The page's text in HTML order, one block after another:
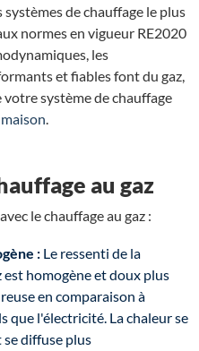
systèmes de chauffage le plus
normes en vigueur RE2020
les
et fiables font du gaz,
votre système de chauffage
.
au gaz
le chauffage au gaz :
: Le ressenti de la
est homogène et doux plus
en comparaison à
que l'électricité. La chaleur se
diffuse plus